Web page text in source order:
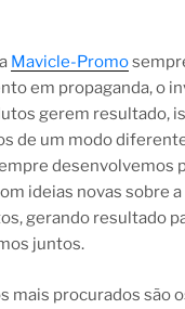
Mavicle-Promo
em propaganda, o
gerem resultado,
de um modo
desenvolvemos
ideias novas sobre
gerando resultado
juntos.
mais procurados são